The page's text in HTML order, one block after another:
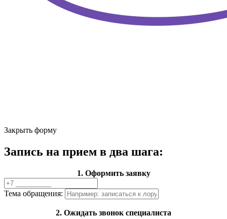
Закрыть форму
Запись на прием в два шага:
1. Оформить заявку
Тема обращения:
2. Ожидать звонок специалиста